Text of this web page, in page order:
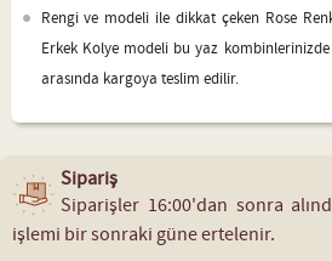
Rengi ve modeli ile dikkat çeken Rose
Erkek Kolye modeli bu yaz
arasında kargoya teslim edilir.
Sipariş
Siparişler 16:00'dan sonra
işlemi bir sonraki güne ertelenir.